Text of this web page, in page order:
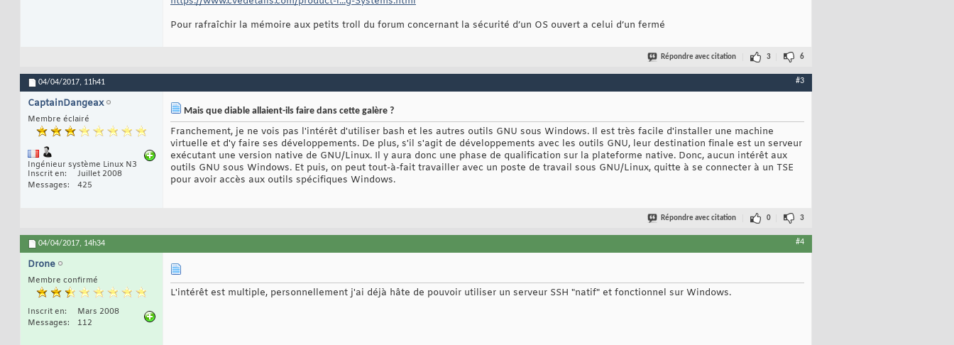
Pour rafraîchir la mémoire aux petits troll du forum concernant la sécurité d’un OS ouvert a celui d’un fermé
Répondre avec citation 3 6
04/04/2017, 11h41 #3
CaptainDangeax
Membre éclairé
Ingénieur système Linux N3
Inscrit en
Juillet 2008
Messages
425
Mais que diable allaient-ils faire dans cette galère ?
Franchement, je ne vois pas l'intérêt d'utiliser bash et les autres outils GNU sous Windows. Il est très facile d'installer une machine
virtuelle et d'y faire ses développements. De plus, s'il s'agit de développements avec les outils GNU, leur destination finale est un serveur
exécutant une version native de GNU/Linux. Il y aura donc une phase de qualification sur la plateforme native. Donc, aucun intérêt aux
outils GNU sous Windows. Et puis, on peut tout-à-fait travailler avec un poste de travail sous GNU/Linux, quitte à se connecter à un TSE
pour avoir accès aux outils spécifiques Windows.
Répondre avec citation 0 3
04/04/2017, 14h34 #4
Drone
Membre confirmé
Inscrit en
Mars 2008
Messages
112
L'intérêt est multiple, personnellement j'ai déjà hâte de pouvoir utiliser un serveur SSH "natif" et fonctionnel sur Windows.